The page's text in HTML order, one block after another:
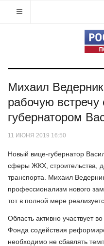
Михаил
рабочую
губернатором
11 ИЮНЯ 2019 16:50
Новый вице-губернатор
сферы ЖКХ, строительства,
транспорта. Михаил
профессионализм нового
тот в полной мере
Область активно участвует
Фонда содействия
необходимо не сбавлять